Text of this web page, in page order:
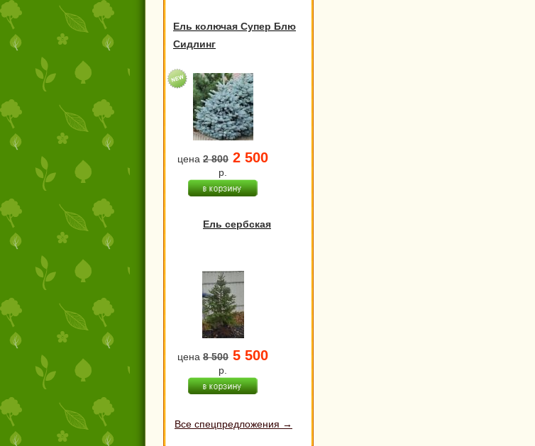
Ель колючая Супер Блю
Сидлинг
цена 2 800 2 500
р.
Ель сербская
цена 8 500 5 500
р.
Все спецпредложения →